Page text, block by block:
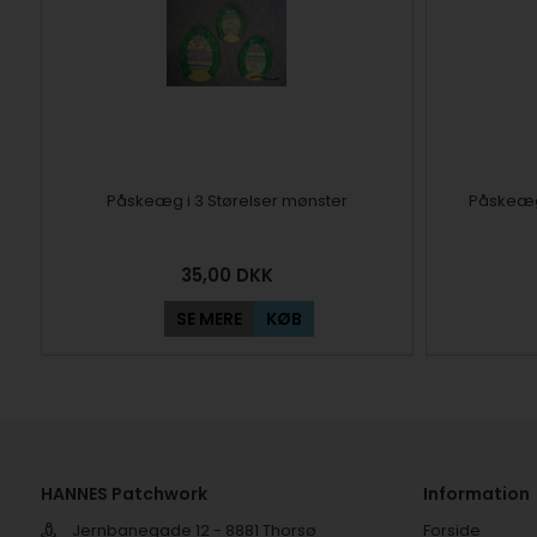
Påskeæg i 3 Størelser mønster
35,00 DKK
SE MERE KØB
HANNES Patchwork
Jernbanegade 12 - 8881 Thorsø
Information
Forside